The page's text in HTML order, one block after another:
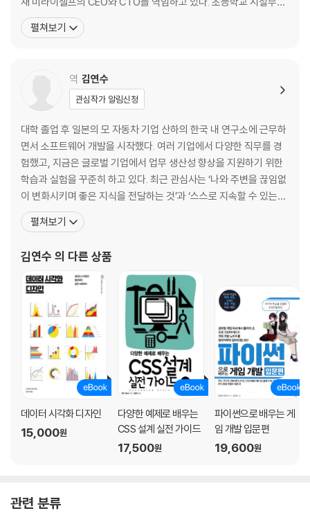
06 마우스 이동과 문자 입력 반응 속도 높이기 · 31
07 자리를 비울 때는 항상 화면을 잠그자 · 34
_ 화면 잠금 단축키 지정하기 · 35
_ 절전 기능 단축키 지정하기 · 36
[CHAPTER 2 그동안 몰랐던 키보드와 마우스 조작의 기술]
08 손 빠른 직장인의 주력 무기는 키보드 · 40
_ 손가락은 키보드의 ‘기본 위치’에 두자 · 40
_ 행, 문장, 단어 사이를 빠르게 이동하기 · 41
09 창을 자유롭게 조작하는 5가지 테크닉 · 44
_ 작업 창 전환하기: Alt+Tab · 44
_ 불필요한 창 닫기: Ctrl+W · 46
_ 모든 창 최소화하기: +M · 47
_ 작업 중인 창을 전체 화면으로 바꾸기: +↑/↓ · 48
_ 창 좌우 정렬하기: +←/→ · 49
10 마우스 대신 단축키로 작업 효율 높이기 · 50
11 여러 폴더와 파일을 한꺼번에 선택하기 · 52
_ 연속한 파일이나 폴더 선택하기: Shift · 52
_ 띄엄띄엄 떨어진 파일이나 폴더 선택하기: Ctrl · 53
[CHAPTER 3 엣지와 크롬에서 빠르게 정보 검색하기]
PC에 빠졌는데, 당시에는 생소했던 인터넷에도 관심을 두었다. 중학
교 시절부터 홈페이지나 게임 제작을 하며 본격적으로 컴퓨터 프로그
펼쳐보기
역 김연수
관심작가 알림신청
대학 졸업 후 일본의 모 자동차 기업 산하의 한국 내 연구소에 근무하
면서 소프트웨어 개발을 시작했다. 여러 기업에서 다양한 직무를 경
험했고, 지금은 글로벌 기업에서 업무 생산성 향상을 지원하기 위한
학습과 실험을 꾸준히 하고 있다. 최근 관심사는 ‘나와 주변을 끊임없
이 변화시키며 좋은 지식을 전달하는 것’과 ‘스스로 지속할 수 있는
삶’이다. 옮긴 책으로는 《카이젠 저니》, 《알파제로를 분석하며 배우
는 인공지능》, 《구글에서 배운 직장인 실무 컴퓨터 활용 45》, 《파이
CSS 설계 실전 가이드》(이상 제이펍),
펼쳐보기
김연수 의 다른 상품
데이터 시각화 디자인
15,000원
다양한 예제로 배우는
CSS 설계 실전 가이드
17,500원
파이썬으로 배우는 게
임 개발 입문편
19,600원
관련 분류